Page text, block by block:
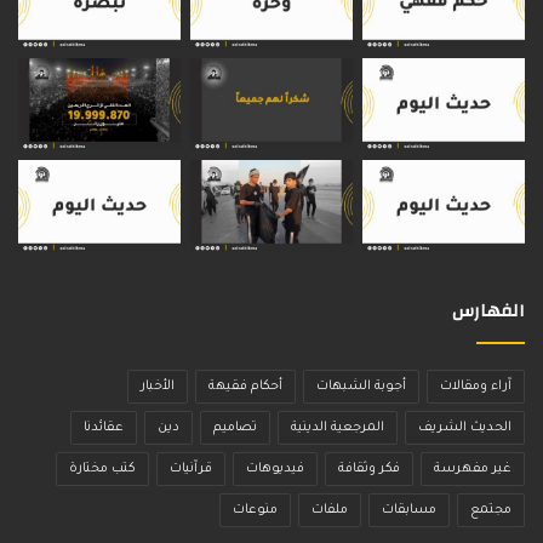
الفهارس
آراء ومقالات أجوبة الشبهات أحكام فقيهة الأخبار
الحديث الشريف المرجعية الدينية تصاميم دين عقائدنا
غير مفهرسة فكر وثقافة فيديوهات قرآنيات كتب مختارة
مجتمع مسابقات ملفات منوعات